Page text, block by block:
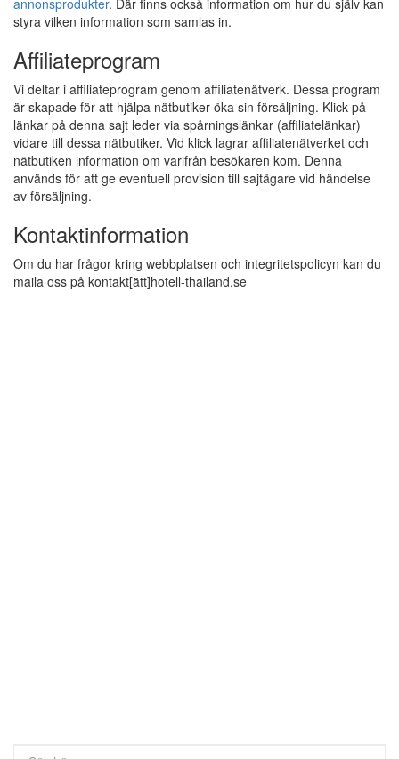
annonsprodukter. Där finns också information om hur du själv kan
styra vilken information som samlas in.
Affiliateprogram
Vi deltar i affiliateprogram genom affiliatenätverk. Dessa program
är skapade för att hjälpa nätbutiker öka sin försäljning. Klick på
länkar på denna sajt leder via spårningslänkar (affiliatelänkar)
vidare till dessa nätbutiker. Vid klick lagrar affiliatenätverket och
nätbutiken information om varifrån besökaren kom. Denna
används för att ge eventuell provision till sajtägare vid händelse
av försäljning.
Kontaktinformation
Om du har frågor kring webbplatsen och integritetspolicyn kan du
maila oss på kontakt[ätt]hotell-thailand.se